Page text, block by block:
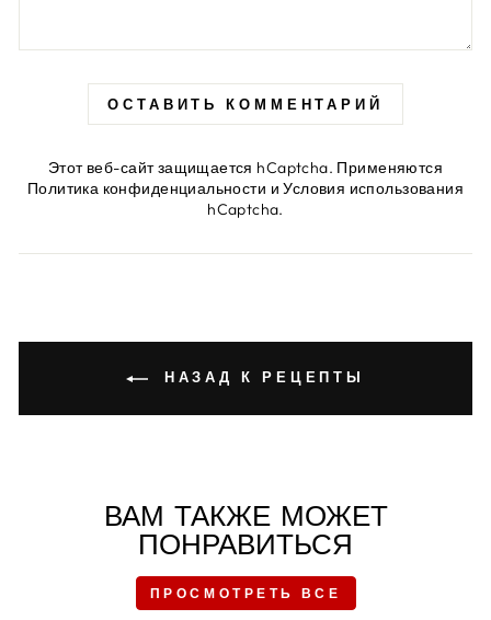
ОСТАВИТЬ КОММЕНТАРИЙ
Этот веб-сайт защищается hCaptcha. Применяются
Политика конфиденциальности иУсловия использования
hCaptcha.
НАЗАД К РЕЦЕПТЫ
ВАМ ТАКЖЕ МОЖЕТ
ПОНРАВИТЬСЯ
ПРОСМОТРЕТЬ ВСЕ